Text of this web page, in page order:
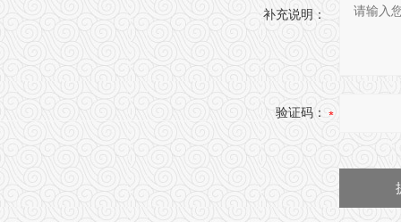
补充说明：
验证码：